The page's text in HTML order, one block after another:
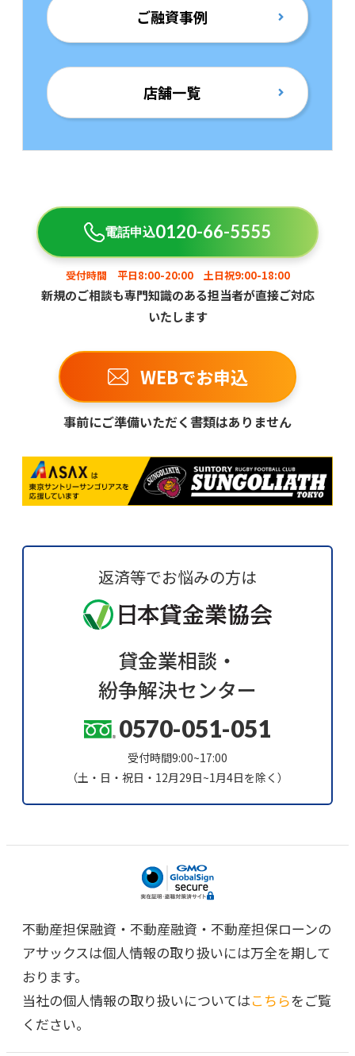
ご融資事例
店舗一覧
電話申込0120-66-5555
受付時間 平日8:00-20:00 土日祝9:00-18:00
新規のご相談も専門知識のある担当者が直接ご対応
いたします
WEBでお申込
事前にご準備いただく書類はありません
返済等でお悩みの方は
貸金業相談・
紛争解決センター
0570-051-051
受付時間9:00~17:00
（土・日・祝日・12月29日~1月4日を除く）
不動産担保融資・不動産融資・不動産担保ローンの
アサックスは個人情報の取り扱いには万全を期して
おります。
当社の個人情報の取り扱いについてはこちらをご覧
ください。